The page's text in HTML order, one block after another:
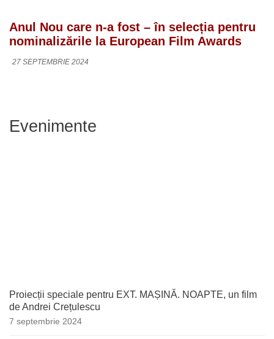
Anul Nou care n-a fost – în selecția pentru
nominalizările la European Film Awards
27 SEPTEMBRIE 2024
Evenimente
Proiecții speciale pentru EXT. MAȘINĂ. NOAPTE, un film
de Andrei Crețulescu
7 septembrie 2024